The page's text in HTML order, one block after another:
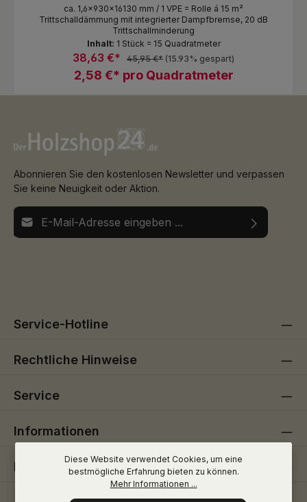
ca. 1,6x930x16130 mm / 1 VPE = Rolle á 15 m²
Trittschalldämmung mit integrierter Dampfbremse, 20 dB
Trittschallminderung
2,58 €* pro Quadratmeter
38,63 €* 45,95 €* (15.93% gespart)
Inhalt: 1 Stück = 15 Quadratmeter
Abonnieren Sie den kostenlosen Newsletter und verpassen
Sie keine Neuigkeit oder Aktion.
E-Mail-Adresse*
Service-Hotline
Rechtliche Hinweise
Service
Informationen
Folge uns
Diese Website verwendet Cookies, um eine
bestmögliche Erfahrung bieten zu können.
Mehr Informationen ...